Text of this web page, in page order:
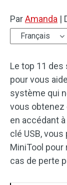
ParAmanda |
Français
Le top 11
pour vous
système qui
vous obtenez
en accédant
clé USB,
MiniTool
cas de perte